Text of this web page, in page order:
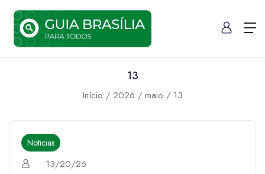
13
Início 2026 maio 13
Noticias
13/20/26